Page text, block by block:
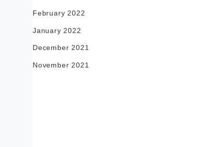
February 2022
January 2022
December 2021
November 2021